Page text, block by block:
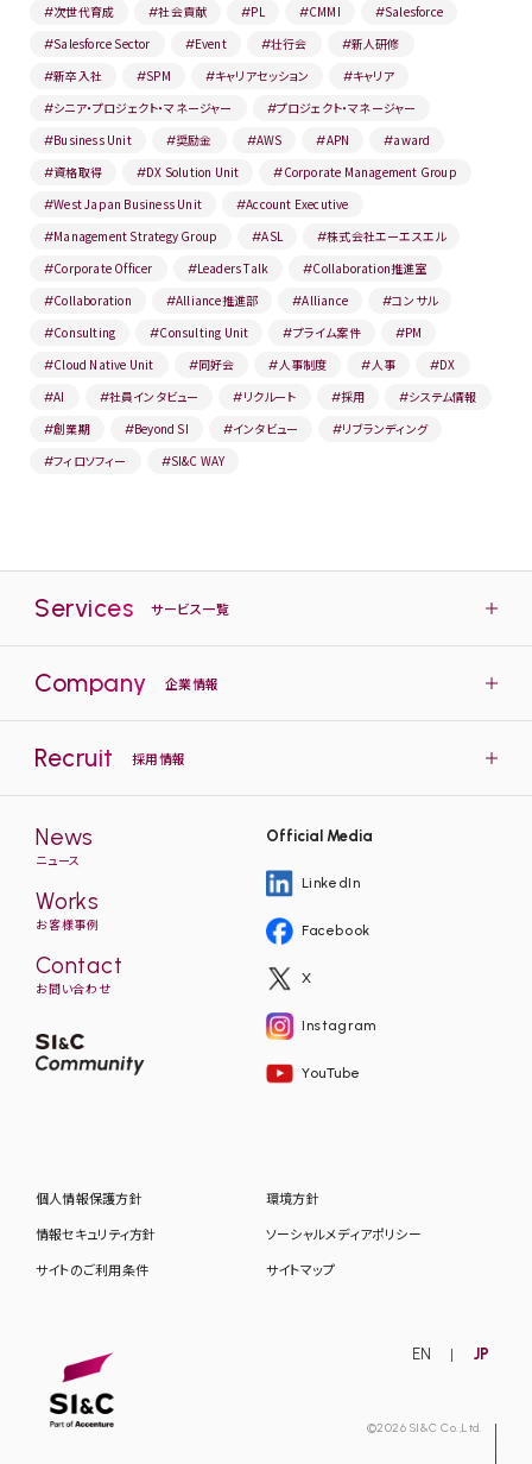
#次世代育成 #社会貢献 #PL #CMMI #Salesforce
#Salesforce Sector #Event #壮行会 #新人研修
#新卒入社 #SPM #キャリアセッション #キャリア
#シニア・プロジェクト・マネージャー #プロジェクト・マネージャー
#Business Unit #奨励金 #AWS #APN #award
#資格取得 #DX Solution Unit #Corporate Management Group
#West Japan Business Unit #Account Executive
#Management Strategy Group #ASL #株式会社エーエスエル
#Corporate Officer #Leaders Talk #Collaboration推進室
#Collaboration #Alliance推進部 #Alliance #コンサル
#Consulting #Consulting Unit #プライム案件 #PM
#Cloud Native Unit #同好会 # 人事制度 # 人事 #DX
#AI #社員インタビュー #リクルート #採用 #システム情報
#創業期 #Beyond SI #インタビュー #リブランディング
#フィロソフィー #SI&C WAY
Services サービス一覧
Company 企業情報
Recruit 採用情報
News
ニュース
Works
お客様事例
Contact
お問い合わせ
EN JP
Official Media
LinkedIn
Facebook
X
Instagram
YouTube
個人情報保護方針 環境方針
情報セキュリティ方針 ソーシャルメディアポリシー
サイトのご利用条件 サイトマップ
©2026 SI&C Co.,Ltd.